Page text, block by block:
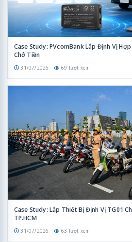
Case Study: PVcomBank Lắp Định Vị
Chở Tiền
31/07/2026 69 lượt xem
Case Study: Lắp Thiết Bị Định Vị TG01
TP.HCM
31/07/2026 63 lượt xem